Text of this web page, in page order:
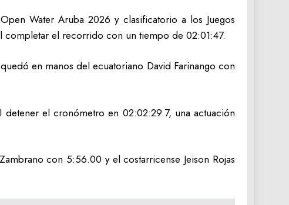
Water Aruba 2026 y clasificatorio a los Juegos
completar el recorrido con un tiempo de 02:01:47.
en manos del ecuatoriano David Farinango con
el cronómetro en 02:02:29.7, una actuación
con 5:56.00 y el costarricense Jeison Rojas